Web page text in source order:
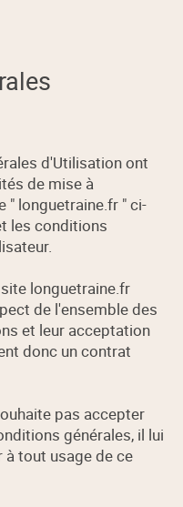
d'Utilisation ont
de mise à
" longuetraine.fr " ci-
les conditions
longuetraine.fr
de l'ensemble des
et leur acceptation
donc un contrat
pas accepter
générales, il lui
tout usage de ce